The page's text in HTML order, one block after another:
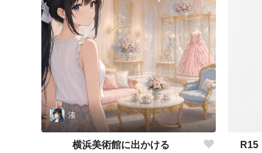
湊
横浜美術館に出かける R15